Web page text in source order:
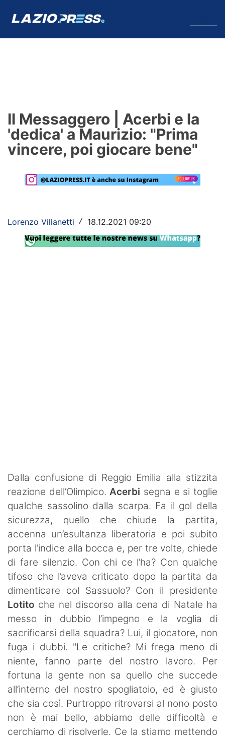
Formello
Infortuni
Primavera
Lazio Women
Rassegna Lazio
Contatti
Il Messaggero | Acerbi e la
'dedica' a Maurizio: "Prima
vincere, poi giocare bene"
Lorenzo Villanetti / 18.12.2021 09:20
Dalla confusione di Reggio Emilia alla stizzita
reazione dell’Olimpico. Acerbi segna e si toglie
qualche sassolino dalla scarpa. Fa il gol della
sicurezza, quello che chiude la partita,
accenna un’esultanza liberatoria e poi subito
porta l’indice alla bocca e, per tre volte, chiede
di fare silenzio. Con chi ce l’ha? Con qualche
tifoso che l’aveva criticato dopo la partita da
dimenticare col Sassuolo? Con il presidente
Lotito che nel discorso alla cena di Natale ha
messo in dubbio l’impegno e la voglia di
sacrificarsi della squadra? Lui, il giocatore, non
fuga i dubbi. "Le critiche? Mi frega meno di
niente, fanno parte del nostro lavoro. Per
fortuna la gente non sa quello che succede
all’interno del nostro spogliatoio, ed è giusto
che sia così. Purtroppo ritrovarsi al nono posto
non è mai bello, abbiamo delle difficoltà e
cerchiamo di risolverle. Ce la stiamo mettendo